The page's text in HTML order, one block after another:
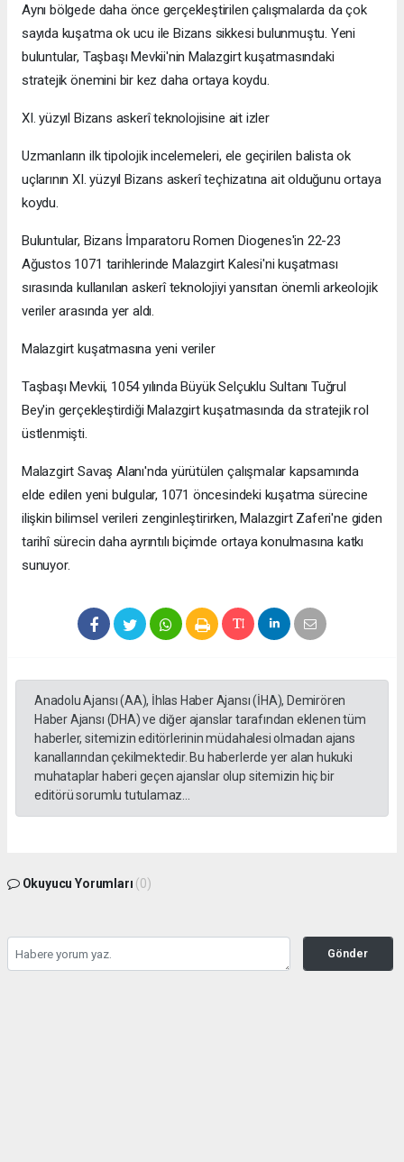
Aynı bölgede daha önce gerçekleştirilen çalışmalarda da çok
sayıda kuşatma ok ucu ile Bizans sikkesi bulunmuştu. Yeni
buluntular, Taşbaşı Mevkii'nin Malazgirt kuşatmasındaki
stratejik önemini bir kez daha ortaya koydu.
XI. yüzyıl Bizans askerî teknolojisine ait izler
Uzmanların ilk tipolojik incelemeleri, ele geçirilen balista ok
uçlarının XI. yüzyıl Bizans askerî teçhizatına ait olduğunu ortaya
koydu.
Buluntular, Bizans İmparatoru Romen Diogenes'in 22-23
Ağustos 1071 tarihlerinde Malazgirt Kalesi'ni kuşatması
sırasında kullanılan askerî teknolojiyi yansıtan önemli arkeolojik
veriler arasında yer aldı.
Malazgirt kuşatmasına yeni veriler
Taşbaşı Mevkii, 1054 yılında Büyük Selçuklu Sultanı Tuğrul
Bey'in gerçekleştirdiği Malazgirt kuşatmasında da stratejik rol
üstlenmişti.
Malazgirt Savaş Alanı'nda yürütülen çalışmalar kapsamında
elde edilen yeni bulgular, 1071 öncesindeki kuşatma sürecine
ilişkin bilimsel verileri zenginleştirirken, Malazgirt Zaferi'ne giden
tarihî sürecin daha ayrıntılı biçimde ortaya konulmasına katkı
sunuyor.
Anadolu Ajansı (AA), İhlas Haber Ajansı (İHA), Demirören
Haber Ajansı (DHA) ve diğer ajanslar tarafından eklenen tüm
haberler, sitemizin editörlerinin müdahalesi olmadan ajans
kanallarından çekilmektedir. Bu haberlerde yer alan hukuki
muhataplar haberi geçen ajanslar olup sitemizin hiç bir
editörü sorumlu tutulamaz...
Okuyucu Yorumları (0)
Gönder